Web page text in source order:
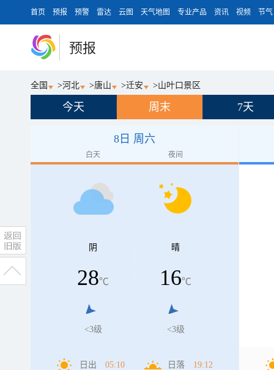
首页 预报 预警 雷达 云图 天气地图 专业产品 资讯 视频 节气
预报
全国 >河北 >唐山 >迁安 >山叶口景区
今天 周末 7天
8日 周六
白天 夜间
阴
28℃
<3级
晴
16℃
<3级
日出 05:10 日落 19:12